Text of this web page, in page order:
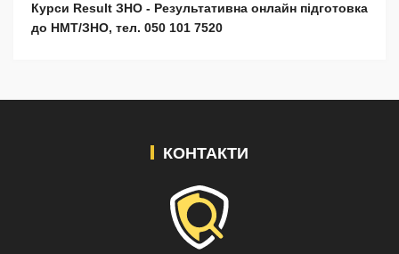
Курси Result ЗНО - Результативна онлайн підготовка
до НМТ/ЗНО, тел. 050 101 7520
КОНТАКТИ